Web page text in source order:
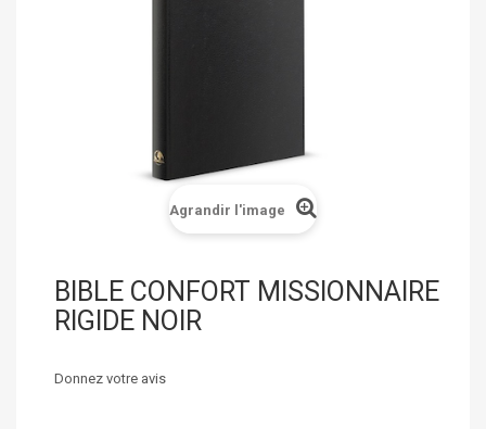
Agrandir l'image
BIBLE CONFORT MISSIONNAIRE
RIGIDE NOIR
Donnez votre avis